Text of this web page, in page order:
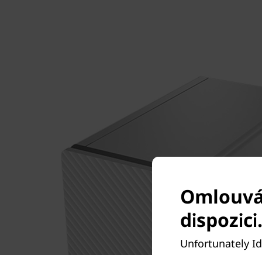
dispozici.
Unfortunately